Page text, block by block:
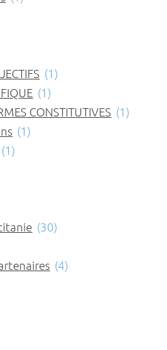
(1)
(1)
CONSTITUTIVES (1)
(1)
(1)
(30)
(4)